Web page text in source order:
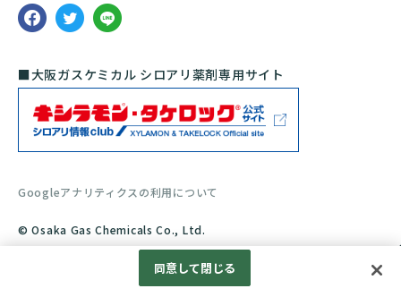
■大阪ガスケミカル シロアリ薬剤専用サイト
© Osaka Gas Chemicals Co., Ltd.
Googleアナリティクスの利用について
同意して閉じる